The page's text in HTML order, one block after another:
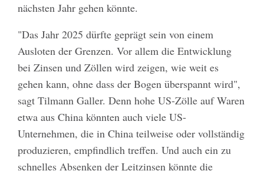
nächsten Jahr gehen könnte.
"Das Jahr 2025 dürfte geprägt sein von einem
Ausloten der Grenzen. Vor allem die Entwicklung
bei Zinsen und Zöllen wird zeigen, wie weit es
gehen kann, ohne dass der Bogen überspannt wird",
sagt Tilmann Galler. Denn hohe US-Zölle auf Waren
etwa aus China könnten auch viele US-
Unternehmen, die in China teilweise oder vollständig
produzieren, empfindlich treffen. Und auch ein zu
schnelles Absenken der Leitzinsen könnte die